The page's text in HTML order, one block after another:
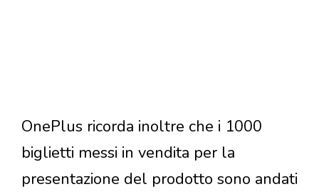
OnePlus ricorda inoltre che i 1000
biglietti messi in vendita per la
presentazione del prodotto sono andati